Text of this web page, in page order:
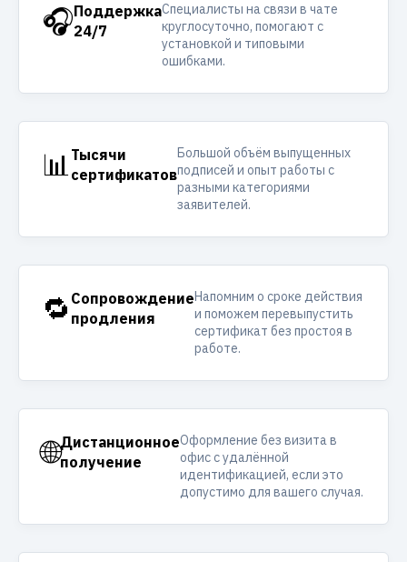
🎧Поддержка
24/7
Специалисты на связи в чате
круглосуточно, помогают с
установкой и типовыми
ошибками.
📊 Тысячи
сертификатов
Большой объём выпущенных
подписей и опыт работы с
разными категориями
заявителей.
🔁 Сопровождение
продления
Напомним о сроке действия
и поможем перевыпустить
сертификат без простоя в
работе.
🌐Дистанционное
получение
Оформление без визита в
офис с удалённой
идентификацией, если это
допустимо для вашего случая.